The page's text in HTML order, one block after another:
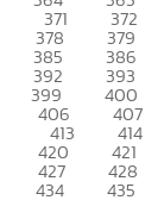
371 372
378 379
385 386
392 393
399 400
406 407
413 414
420 421
427 428
434 435